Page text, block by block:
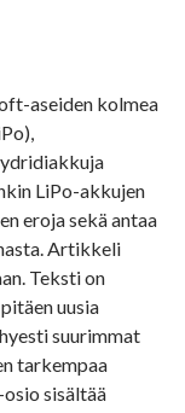
aseiden kolmea
LiPo-akkujen
eroja sekä antaa
Artikkeli
Teksti on
uusia
suurimmat
tarkempaa
sisältää